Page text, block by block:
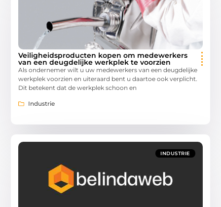
Veiligheidsproducten kopen om medewerkers
van een deugdelijke werkplek te voorzien
Als ondernemer wilt u uw medewerkers van een deugdelijke
werkplek voorzien en uiteraard bent u daartoe ook verplicht.
Dit betekent dat de werkplek schoon en
Industrie
INDUSTRIE